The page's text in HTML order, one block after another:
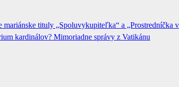
tituly „Spoluvykupiteľka“ a „Prostredníčka
kardinálov? Mimoriadne správy z Vatikánu